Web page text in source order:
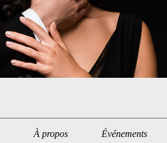
À propos Événements